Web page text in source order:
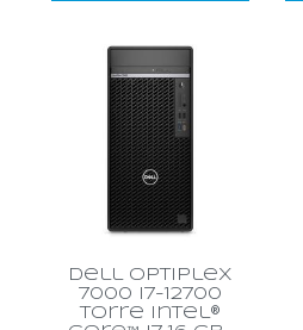
dell optiplex
7000 i7-12700
torre intel®